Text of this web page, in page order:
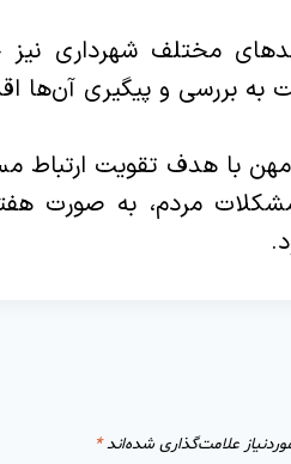
مختلف شهرداری
بررسی و پیگیری آن‌ها
با هدف تقویت ارتباط
مردم، به صورت
علامت‌گذاری شده‌اند*